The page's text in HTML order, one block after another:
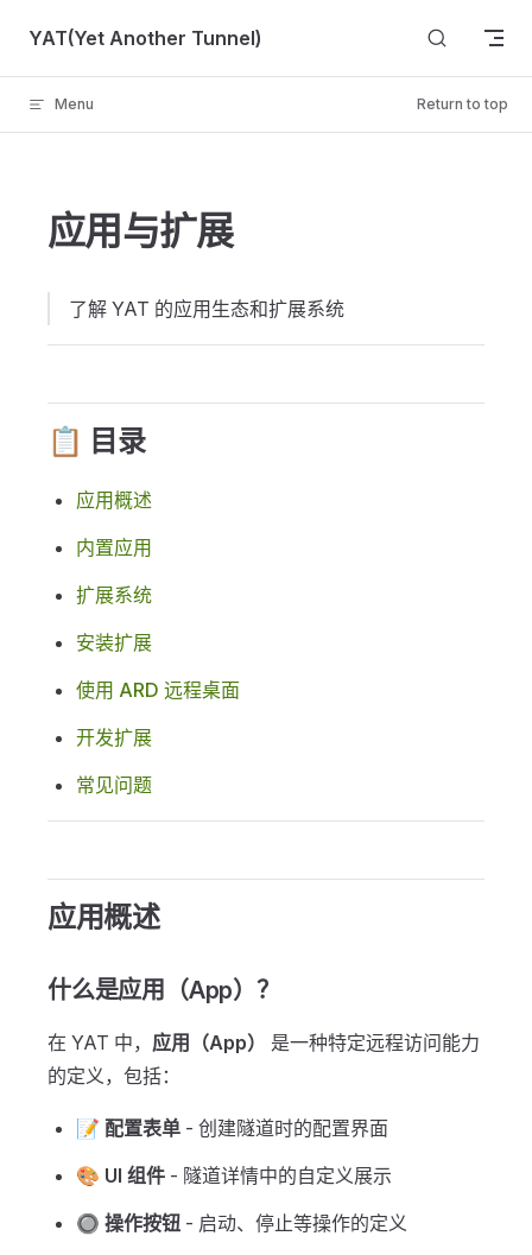
Skip to content
YAT(Yet Another Tunnel)
Menu Return to top
应用与扩展
了解 YAT 的应用生态和扩展系统
📋 目录
应用概述
内置应用
扩展系统
安装扩展
使用 ARD 远程桌面
开发扩展
常见问题
应用概述
什么是应用（App）？
在 YAT 中， 应用（App）
是一种特定远程访问能力
的定义，包括：
📝 配置表单 - 创建隧道时的配置界面
🎨 UI 组件 - 隧道详情中的自定义展示
🔘 操作按钮 - 启动、停止等操作的定义